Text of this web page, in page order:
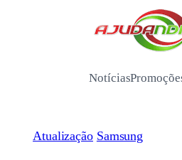
Notícias
Atualização Samsung